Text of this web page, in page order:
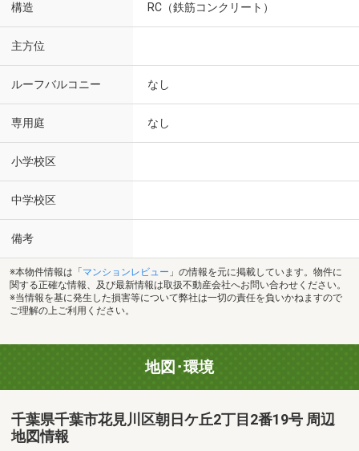
構造 RC（鉄筋コンクリート）
主方位
ルーフバルコニー なし
専用庭 なし
小学校区
中学校区
備考
※本物件情報は「 マンションレビュー 」の情報を元に掲載しています。物件に
関する正確な情報、及び最新情報は取扱不動産会社へお問い合わせください。
※当情報を基に発生した損害等について弊社は一切の責任を負いかねますので
ご理解の上ご利用ください。
地図･環境
千葉県千葉市花見川区朝日ケ丘2丁目2番19号 周辺
地図情報